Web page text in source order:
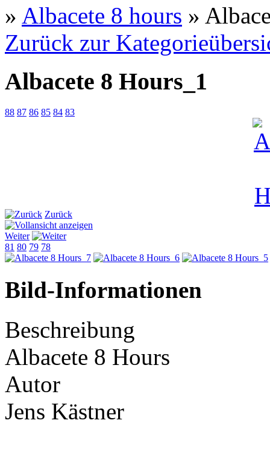
» Albacete 8 hours »
Zurück zur
Albacete 8 Hours_1
88 87 86 85 84 83
Zurück
Weiter
81 80 79 78
Bild-Informationen
Beschreibung
Albacete 8 Hours
Autor
Jens Kästner